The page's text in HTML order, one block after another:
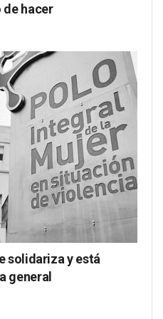
de hacer
solidariza y está
general